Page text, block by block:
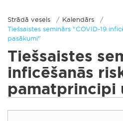
Strādā vesels
Kalendārs
Tiešsaistes seminārs "COVID-19
pasākumi"
Tiešsaistes
inficēšanās
pamatprincipi